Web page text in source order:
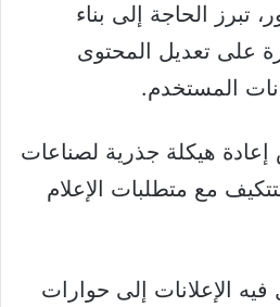
تبرز الحاجة إلى بناء
على تعديل المحتوى
المستخدم.
هيكلة جذرية لصناعات
مع متطلبات الإعلام
فيه الإعلانات إلى حوارات